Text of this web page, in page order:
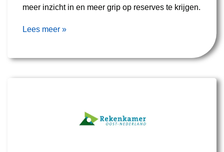
meer inzicht in en meer grip op reserves te krijgen.
Lees meer »